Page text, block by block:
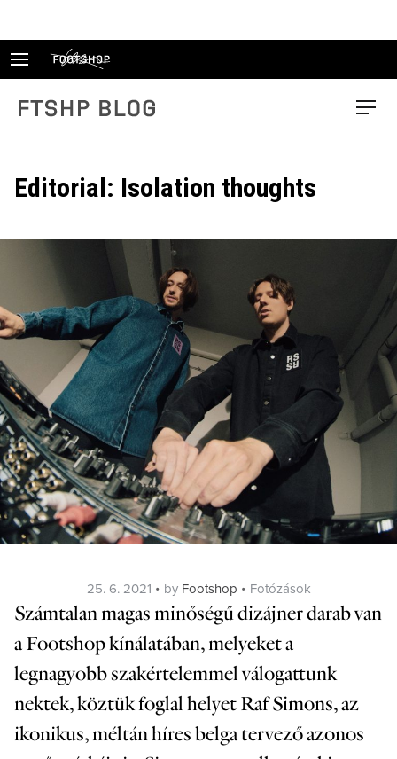
FTSHP blog Menu
Editorial: Isolation thoughts
Posted
on
25. 6. 2021 by Footshop Categories
Fotózások
Számtalan magas minőségű dizájner darab van
a Footshop kínálatában, melyeket a
legnagyobb szakértelemmel válogattunk
nektek, köztük foglal helyet Raf Simons, az
ikonikus, méltán híres belga tervező azonos